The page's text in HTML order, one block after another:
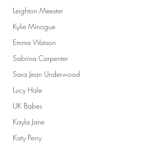
Leighton Meester
Kylie Minogue
Emma Watson
Sabrina Carpenter
Sara Jean Underwood
Lucy Hale
UK Babes
Kayla Jane
Katy Perry